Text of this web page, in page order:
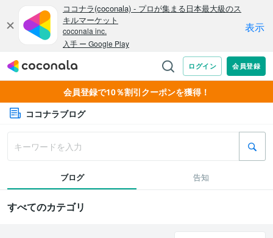
会員登録で10％割引クーポンを獲得！
ココナラブログ
ブログ 告知
すべてのカテゴリ